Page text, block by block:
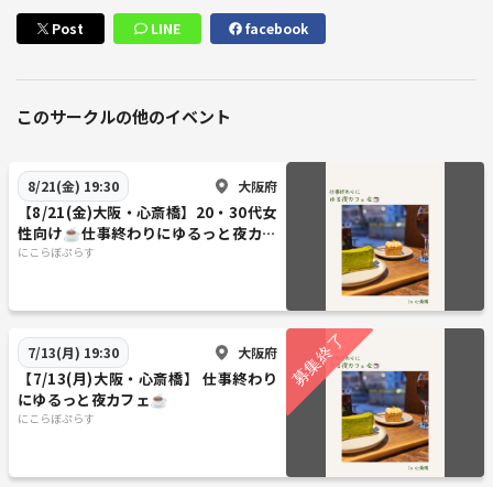
Post LINE facebook
このサークルの他のイベント
8/21(金) 19:30 大阪府
【8/21(金)大阪・心斎橋】20・30代女
性向け☕仕事終わりにゆるっと夜カフ
ェ
にこらぼぷらす
7/13(月) 19:30 大阪府
【7/13(月)大阪・心斎橋】 仕事終わり
にゆるっと夜カフェ☕️
にこらぼぷらす